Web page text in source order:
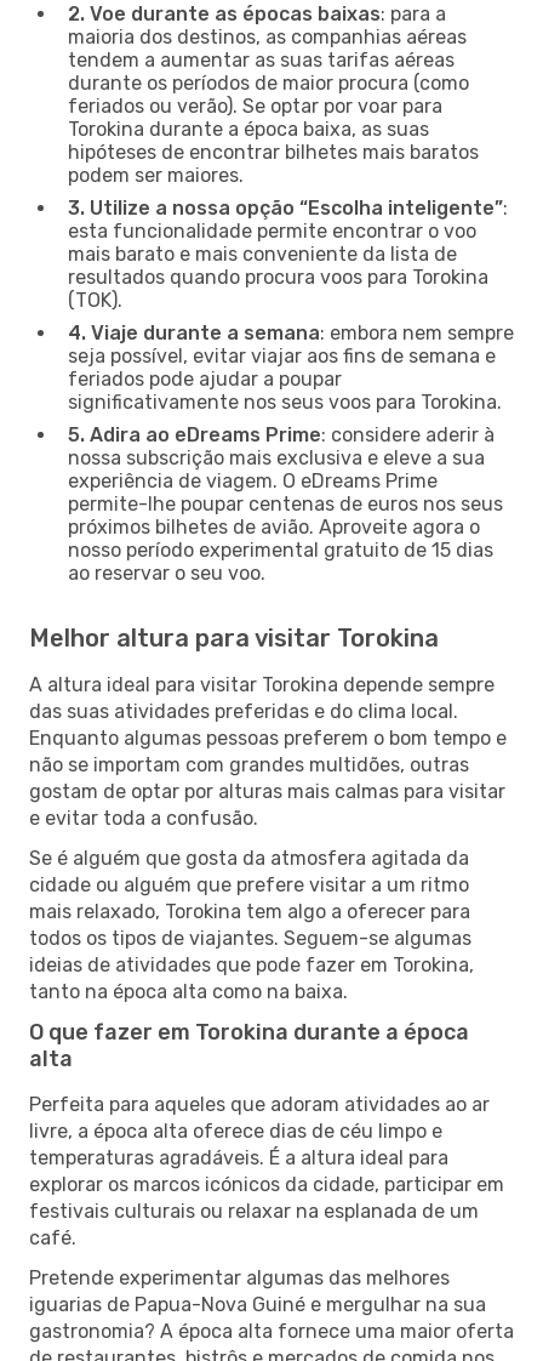
2. Voe durante as épocas baixas: para a
maioria dos destinos, as companhias aéreas
tendem a aumentar as suas tarifas aéreas
durante os períodos de maior procura (como
feriados ou verão). Se optar por voar para
Torokina durante a época baixa, as suas
hipóteses de encontrar bilhetes mais baratos
podem ser maiores.
3. Utilize a nossa opção “Escolha inteligente”:
esta funcionalidade permite encontrar o voo
mais barato e mais conveniente da lista de
resultados quando procura voos para Torokina
(TOK).
4. Viaje durante a semana: embora nem sempre
seja possível, evitar viajar aos fins de semana e
feriados pode ajudar a poupar
significativamente nos seus voos para Torokina.
5. Adira ao eDreams Prime: considere aderir à
nossa subscrição mais exclusiva e eleve a sua
experiência de viagem. O eDreams Prime
permite-lhe poupar centenas de euros nos seus
próximos bilhetes de avião. Aproveite agora o
nosso período experimental gratuito de 15 dias
ao reservar o seu voo.
Melhor altura para visitar Torokina
A altura ideal para visitar Torokina depende sempre
das suas atividades preferidas e do clima local.
Enquanto algumas pessoas preferem o bom tempo e
não se importam com grandes multidões, outras
gostam de optar por alturas mais calmas para visitar
e evitar toda a confusão.
Se é alguém que gosta da atmosfera agitada da
cidade ou alguém que prefere visitar a um ritmo
mais relaxado, Torokina tem algo a oferecer para
todos os tipos de viajantes. Seguem-se algumas
ideias de atividades que pode fazer em Torokina,
tanto na época alta como na baixa.
O que fazer em Torokina durante a época
alta
Perfeita para aqueles que adoram atividades ao ar
livre, a época alta oferece dias de céu limpo e
temperaturas agradáveis. É a altura ideal para
explorar os marcos icónicos da cidade, participar em
festivais culturais ou relaxar na esplanada de um
café.
Pretende experimentar algumas das melhores
iguarias de Papua-Nova Guiné e mergulhar na sua
gastronomia? A época alta fornece uma maior oferta